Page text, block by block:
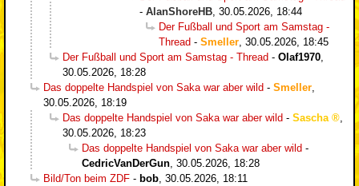
- AlanShoreHB 30.05.2026, 18:44
Der Fußball und Sport am Samstag -
Thread - Smeller 30.05.2026, 18:45
Der Fußball und Sport am Samstag - Thread - Olaf1970
30.05.2026, 18:28
Das doppelte Handspiel von Saka war aber wild - Smeller
30.05.2026, 18:19
Das doppelte Handspiel von Saka war aber wild - Sascha
30.05.2026, 18:23
Das doppelte Handspiel von Saka war aber wild -
CedricVanDerGun 30.05.2026, 18:28
Bild/Ton beim ZDF - bob 30.05.2026, 18:11